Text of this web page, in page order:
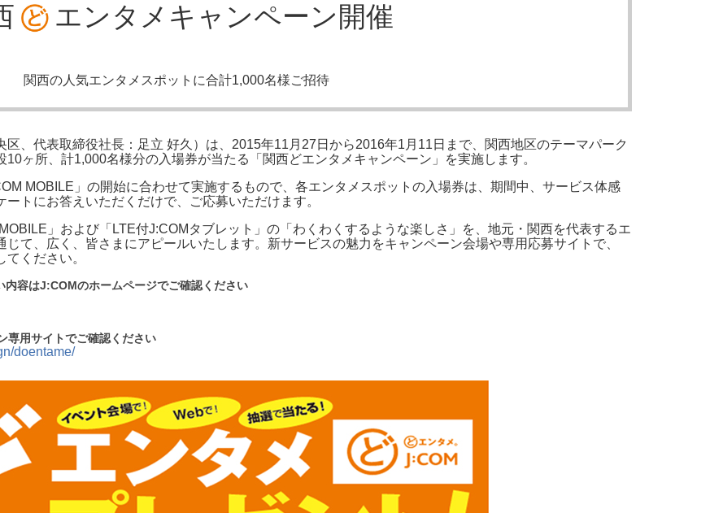
エンタメ キャンペーン開催
関西の人気エンタメスポットに合計1,000名様ご招待
、代表取締役社長：足立 好久）は、2015年11月27日から2016年1月11日まで、関西地区のテーマパーク
ヶ所、計1,000名様分の入場券が当たる「関西どエンタメキャンペーン」を実施します。
MOBILE」の開始に合わせて実施するもので、各エンタメスポットの入場券は、期間中、サービス体感
トにお答えいただくだけで、ご応募いただけます。
」および「LTE付J:COMタブレット」の「わくわくするような楽しさ」を、地元・関西を代表するエ
て、広く、皆さまにアピールいたします。新サービスの魅力をキャンペーン会場や専用応募サイトで、
ください。
容はJ:COMのホームページでご確認ください
専用サイトでご確認ください
doentame/